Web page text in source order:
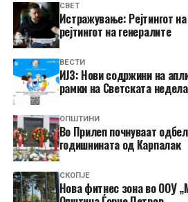
СВЕТ
Истражување: Рејтингот
рејтингот на генералите
ВЕСТИ
ИЈЗ: Нови содржини на
рамки на Светската
ОПШТИНИ
Во Прилеп почнуваат
годишнината од Карпалак
СКОПЈЕ
Нова фитнес зона во ООУ